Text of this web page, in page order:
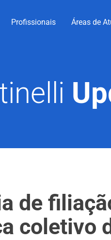
Profissionais Áreas de
de
coletivo